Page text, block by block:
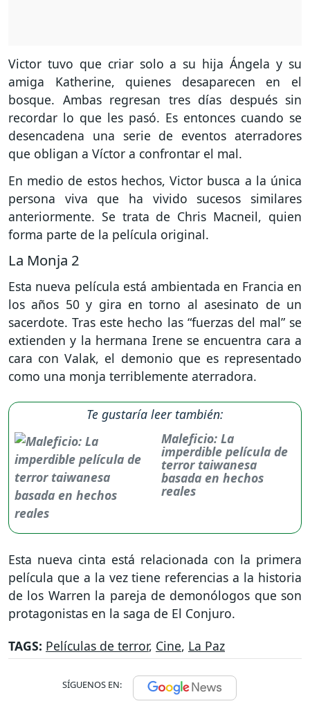
Victor tuvo que criar solo a su hija Ángela y su
amiga Katherine, quienes desaparecen en el
bosque. Ambas regresan tres días después sin
recordar lo que les pasó. Es entonces cuando se
desencadena una serie de eventos aterradores
que obligan a Víctor a confrontar el mal.
En medio de estos hechos, Victor busca a la única
persona viva que ha vivido sucesos similares
anteriormente. Se trata de Chris Macneil, quien
forma parte de la película original.
La Monja 2
Esta nueva película está ambientada en Francia en
los años 50 y gira en torno al asesinato de un
sacerdote. Tras este hecho las “fuerzas del mal” se
extienden y la hermana Irene se encuentra cara a
cara con Valak, el demonio que es representado
como una monja terriblemente aterradora.
Te gustaría leer también:
Maleficio: La
imperdible película de
terror taiwanesa
basada en hechos
reales
Esta nueva cinta está relacionada con la primera
película que a la vez tiene referencias a la historia
de los Warren la pareja de demonólogos que son
protagonistas en la saga de El Conjuro.
TAGS: Películas de terror, Cine, La Paz
SÍGUENOS EN: